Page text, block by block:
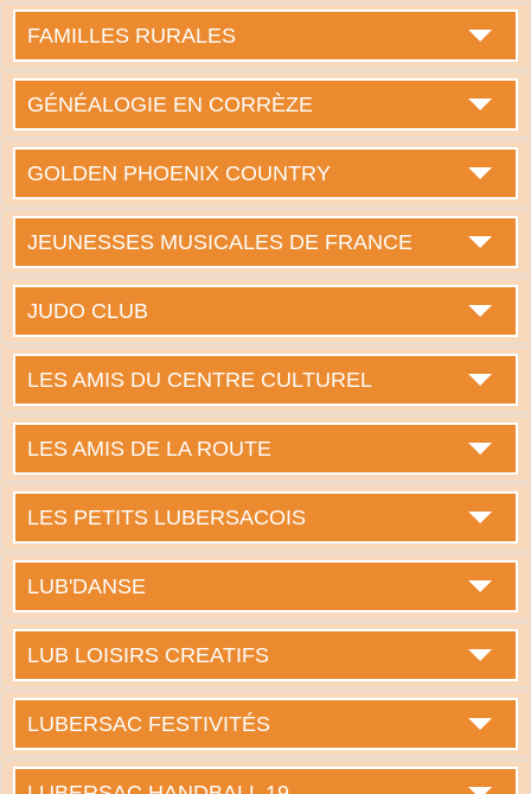
FAMILLES RURALES
GÉNÉALOGIE EN CORRÈZE
GOLDEN PHOENIX COUNTRY
JEUNESSES MUSICALES DE FRANCE
JUDO CLUB
LES AMIS DU CENTRE CULTUREL
LES AMIS DE LA ROUTE
LES PETITS LUBERSACOIS
LUB'DANSE
LUB LOISIRS CREATIFS
LUBERSAC FESTIVITÉS